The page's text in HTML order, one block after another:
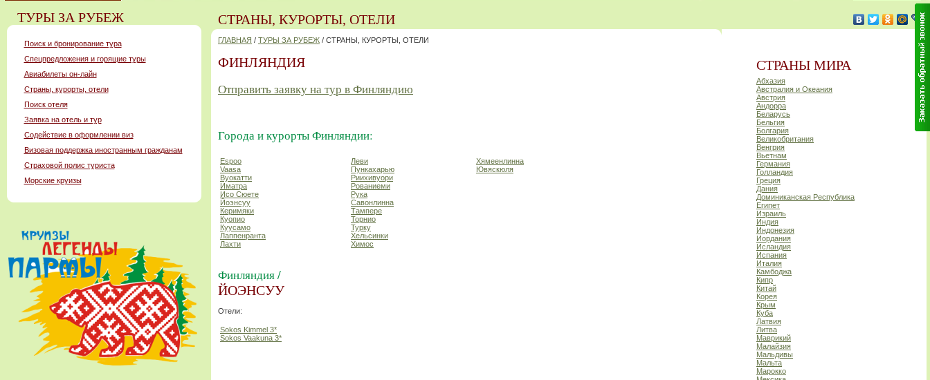
ТУРЫ ЗА РУБЕЖ
Поиск и бронирование тура
Спецпредложения и горящие туры
Авиабилеты он-лайн
Страны, курорты, отели
Поиск отеля
Заявка на отель и тур
Содействие в оформлении виз
Визовая поддержка иностранным гражданам
Страховой полис туриста
Морские круизы
СТРАНЫ, КУРОРТЫ, ОТЕЛИ
ГЛАВНАЯ / ТУРЫ ЗА РУБЕЖ / СТРАНЫ, КУРОРТЫ, ОТЕЛИ
ФИНЛЯНДИЯ
Отправить заявку на тур в Финляндию
Города и курорты Финляндии:
Espoo
Vaasa
Вуокатти
Иматра
Исо Сюете
Йоэнсуу
Керимяки
Куопио
Куусамо
Лаппенранта
Лахти
Леви
Пункахарью
Риихивуори
Рованиеми
Рука
Савонлинна
Тампере
Торнио
Турку
Хельсинки
Химос
Хямеенлинна
Ювяскюля
Финляндия /
ЙОЭНСУУ
Отели:
Sokos Kimmel 3*
Sokos Vaakuna 3*
СТРАНЫ МИРА
Абхазия
Австралия и Океания
Австрия
Андорра
Беларусь
Бельгия
Болгария
Великобритания
Венгрия
Вьетнам
Германия
Голландия
Греция
Дания
Доминиканская Республика
Египет
Израиль
Индия
Индонезия
Иордания
Исландия
Испания
Италия
Камбоджа
Кипр
Китай
Корея
Крым
Куба
Латвия
Литва
Маврикий
Малайзия
Мальдивы
Мальта
Марокко